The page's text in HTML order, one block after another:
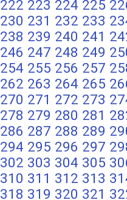
222 223 224 225
230 231 232 233
238 239 240 241
246 247 248 249
254 255 256 257
262 263 264 265
270 271 272 273
278 279 280 281
286 287 288 289
294 295 296 297
302 303 304 305
310 311 312 313
318 319 320 321